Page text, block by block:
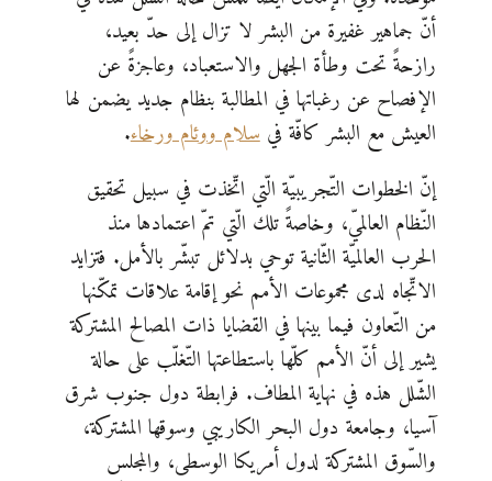
أنّ جماهير غفيرة من البشر لا تزال إلى حدّ بعيد،
رازحةً تحت وطأة الجهل والاستعباد، وعاجزةً عن
الإفصاح عن رغباتها في المطالبة بنظام جديد يضمن لها
العيش مع البشر كافّة فيسلام ووئام ورخاء.
إنّ الخطوات التّجريبيّة الّتي اتّخذت في سبيل تحقيق
النّظام العالميّ، وخاصةً تلك الّتي تمّ اعتمادها منذ
الحرب العالميّة الثّانية توحي بدلائل تبشّر بالأمل. فتزايد
الاتّجاه لدى مجموعات الأمم نحو إقامة علاقات تمكّنها
من التّعاون فيما بينها في القضايا ذات المصالح المشتركة
يشير إلى أنّ الأمم كلّها باستطاعتها التّغلّب على حالة
الشّلل هذه في نهاية المطاف. فرابطة دول جنوب شرق
آسيا، وجامعة دول البحر الكاريبي وسوقها المشتركة،
والسّوق المشتركة لدول أمريكا الوسطى، والمجلس